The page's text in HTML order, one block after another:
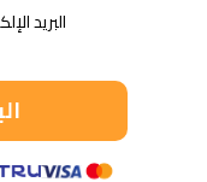
البريد